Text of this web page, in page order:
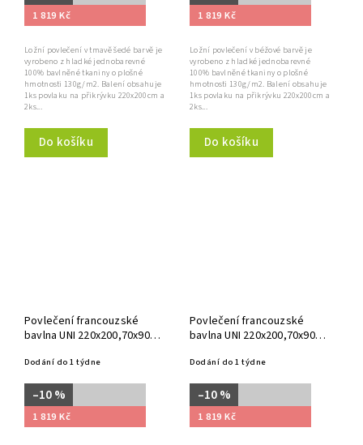
1 819 Kč
Do košíku
Ložní povlečení v tmavě šedé barvě je
vyrobeno z hladké jednobarevné
100% bavlněné tkaniny o plošné
hmotnosti 130g/m2. Balení obsahuje
1ks povlaku na přikrývku 220x200cm a
2ks...
1 819 Kč
Do košíku
Ložní povlečení v béžové barvě je
vyrobeno z hladké jednobarevné
100% bavlněné tkaniny o plošné
hmotnosti 130g/m2. Balení obsahuje
1ks povlaku na přikrývku 220x200cm a
2ks...
Povlečení francouzské
bavlna UNI 220x200,70x90
Dodání do 1 týdne
–10 %
1 819 Kč
Povlečení francouzské
bavlna UNI 220x200,70x90
Dodání do 1 týdne
–10 %
1 819 Kč